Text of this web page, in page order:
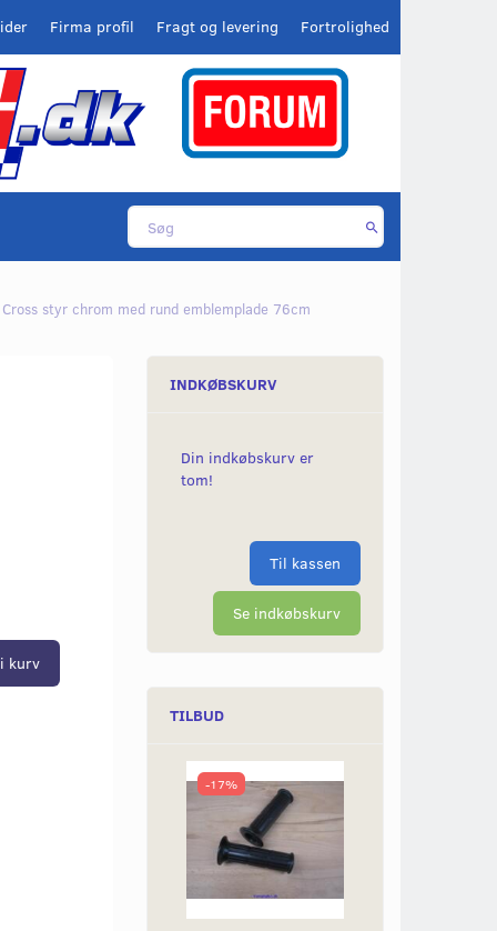
Fortrolighed
Fragt og levering
Firma profil
Cross styr chrom med rund emblemplade 76cm
kurv
INDKØBSKURV
Din indkøbskurv er
tom!
Til kassen
Se indkøbskurv
TILBUD
-17%